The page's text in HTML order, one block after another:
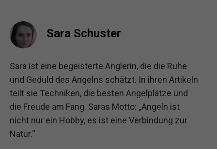
Sara Schuster
Sara ist eine begeisterte Anglerin, die die Ruhe
und Geduld des Angelns schätzt. In ihren Artikeln
teilt sie Techniken, die besten Angelplätze und
die Freude am Fang. Saras Motto: „Angeln ist
nicht nur ein Hobby, es ist eine Verbindung zur
Natur.“